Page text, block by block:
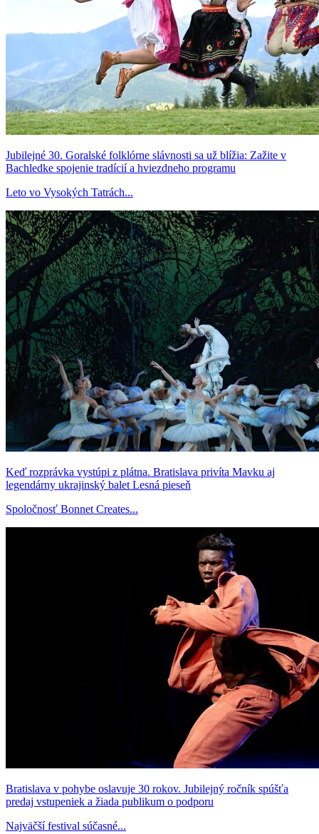
Jubilejné 30. Goralské folklórne slávnosti sa už blížia: Zažite v
Bachledke spojenie tradícií a hviezdneho programu
Leto vo Vysokých Tatrách...
Keď rozprávka vystúpi z plátna. Bratislava privíta Mavku aj
legendárny ukrajinský balet Lesná pieseň
Spoločnosť Bonnet Creates...
Bratislava v pohybe oslavuje 30 rokov. Jubilejný ročník spúšťa
predaj vstupeniek a žiada publikum o podporu
Najväčší festival súčasné...